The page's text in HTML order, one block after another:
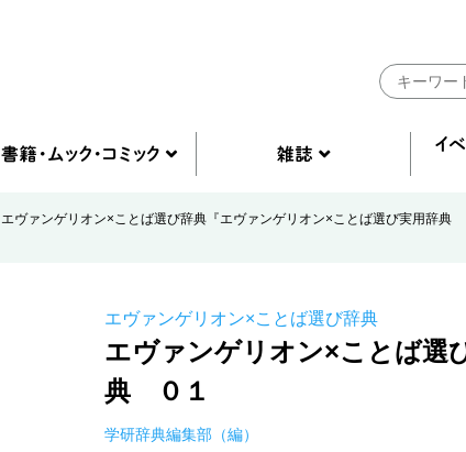
エヴァンゲリオン×ことば選び辞典『エヴァンゲリオン×ことば選び実用辞典
エヴァンゲリオン×ことば選び辞典
エヴァンゲリオン×ことば選
典 ０１
学研辞典編集部（編）